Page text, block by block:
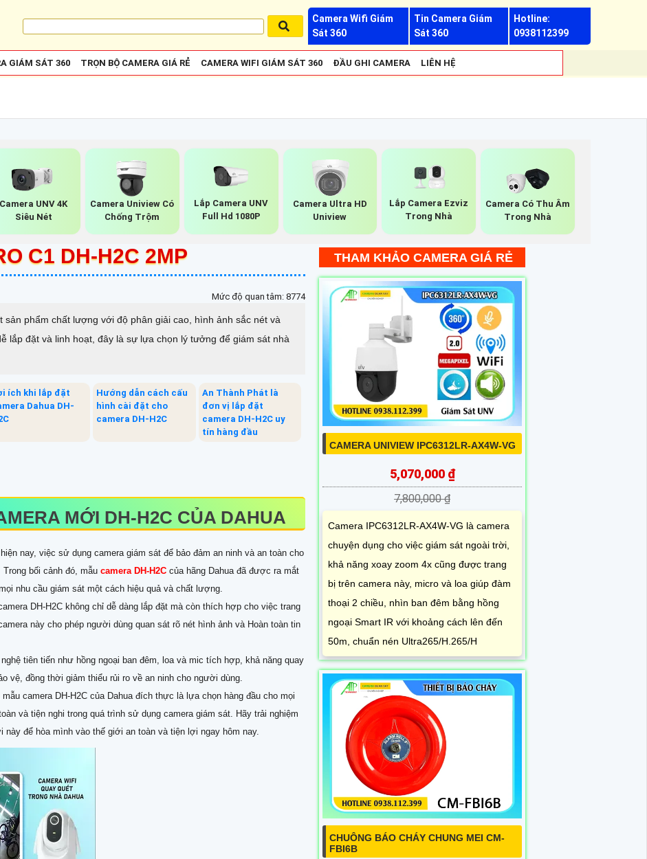
Camera Wifi Giám
Sát 360
Tin Camera Giám
Sát 360
Hotline:
0938112399
GIÁM SÁT 360 TRỌN BỘ CAMERA GIÁ RẺ CAMERA WIFI GIÁM SÁT 360 ĐẦU GHI CAMERA LIÊN HỆ
Camera UNV 4K
Siêu Nét
Camera Uniview Có
Chống Trộm
Lắp Camera UNV
Full Hd 1080P
Camera Ultra HD
Uniview
Lắp Camera Ezviz
Trong Nhà
Camera Có Thu Âm
Trong Nhà
C1 DH-H2C 2MP
Mức độ quan tâm: 8774
sản phẩm chất lượng với độ phân giải cao, hình ảnh sắc nét và
lắp đặt và linh hoạt, đây là sự lựa chọn lý tưởng để giám sát nhà
ích khi lắp đặt
Dahua DH-
Hướng dẫn cách cấu
hình cài đặt cho
camera DH-H2C
An Thành Phát là
đơn vị lắp đặt
camera DH-H2C uy
tín hàng đầu
MỚI DH-H2C CỦA DAHUA
nay, việc sử dụng camera giám sát để bảo đảm an ninh và an toàn cho
bối cảnh đó, mẫu camera DH-H2C của hãng Dahua đã được ra mắt
nhu cầu giám sát một cách hiệu quả và chất lượng.
DH-H2C không chỉ dễ dàng lắp đặt mà còn thích hợp cho việc trang
này cho phép người dùng quan sát rõ nét hình ảnh và Hoàn toàn tin
tiên tiến như hồng ngoại ban đêm, loa và mic tích hợp, khả năng quay
vệ, đồng thời giảm thiểu rủi ro về an ninh cho người dùng.
camera DH-H2C của Dahua đích thực là lựa chọn hàng đầu cho mọi
và tiện nghi trong quá trình sử dụng camera giám sát. Hãy trải nghiệm
để hòa mình vào thế giới an toàn và tiện lợi ngay hôm nay.
THAM KHẢO CAMERA GIÁ RẺ
CAMERA UNIVIEW IPC6312LR-AX4W-VG
5,070,000 ₫
7,800,000 ₫
Camera IPC6312LR-AX4W-VG là camera
chuyện dụng cho việc giám sát ngoài trời,
khả năng xoay zoom 4x cũng được trang
bị trên camera này, micro và loa giúp đàm
thoại 2 chiều, nhìn ban đêm bằng hồng
ngoại Smart IR với khoảng cách lên đến
50m, chuẩn nén Ultra265/H.265/H
CHUÔNG BÁO CHÁY CHUNG MEI CM-
FBI6B